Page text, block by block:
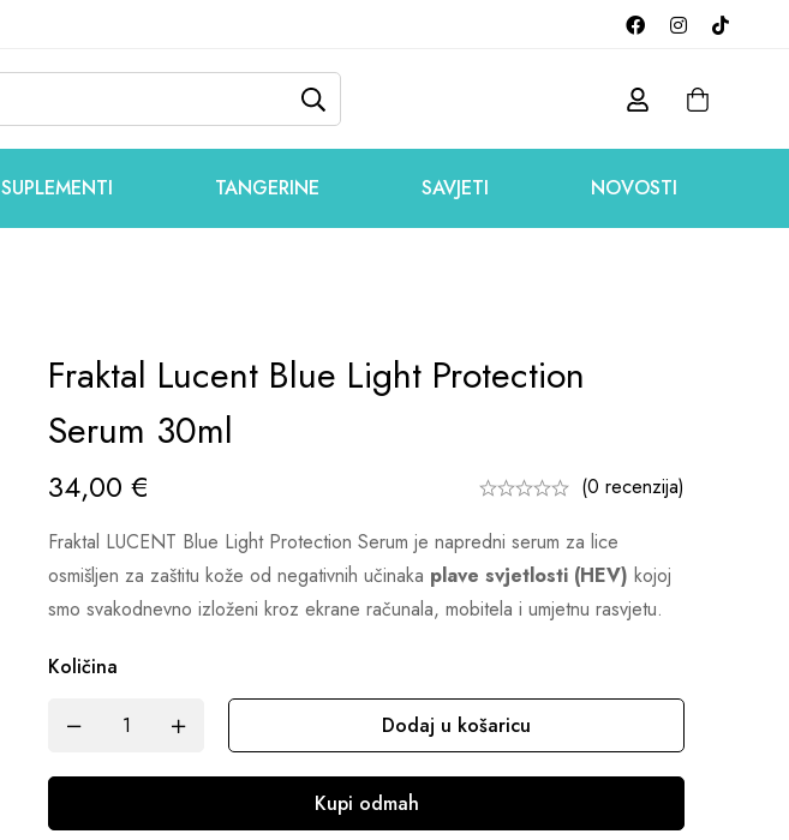
SUPLEMENTI TANGERINE SAVJETI NOVOSTI
Fraktal Lucent Blue Light Protection
Serum 30ml
34,00 €
(0 recenzija)
Fraktal LUCENT Blue Light Protection Serum je napredni serum za lice
osmišljen za zaštitu kože od negativnih učinaka plave svjetlosti (HEV) kojoj
smo svakodnevno izloženi kroz ekrane računala, mobitela i umjetnu rasvjetu.
Količina
Dodaj u košaricu
Kupi odmah